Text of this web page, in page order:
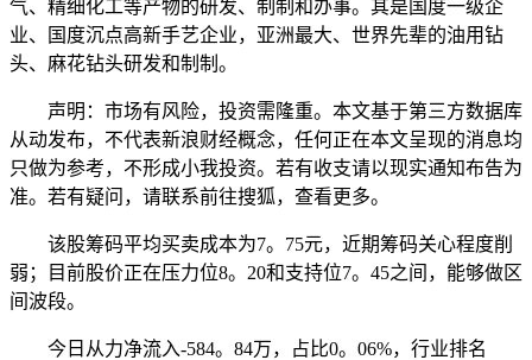
气、精细化工等产物的研发、制制和办事。其是国度一级企
业、国度沉点高新手艺企业，亚洲最大、世界先辈的油用钻
头、麻花钻头研发和制制。
声明：市场有风险，投资需隆重。本文基于第三方数据库
从动发布，不代表新浪财经概念，任何正在本文呈现的消息均
只做为参考，不形成小我投资。若有收支请以现实通知布告为
准。若有疑问，请联系前往搜狐，查看更多。
该股筹码平均买卖成本为7。75元，近期筹码关心程度削
弱；目前股价正在压力位8。20和支持位7。45之间，能够做区
间波段。
今日从力净流入-584。84万，占比0。06%，行业排名